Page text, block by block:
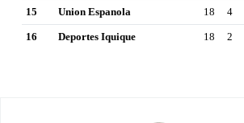
15 Union Espanola 18 4
16 Deportes Iquique 18 2